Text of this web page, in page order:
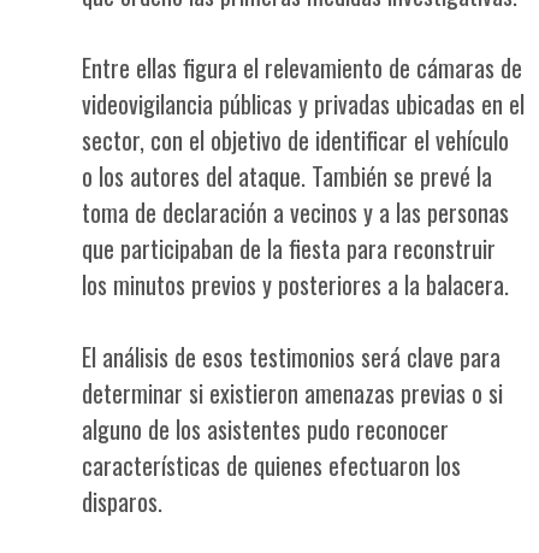
Entre ellas figura el relevamiento de cámaras de
videovigilancia públicas y privadas ubicadas en el
sector, con el objetivo de identificar el vehículo
o los autores del ataque. También se prevé la
toma de declaración a vecinos y a las personas
que participaban de la fiesta para reconstruir
los minutos previos y posteriores a la balacera.
El análisis de esos testimonios será clave para
determinar si existieron amenazas previas o si
alguno de los asistentes pudo reconocer
características de quienes efectuaron los
disparos.